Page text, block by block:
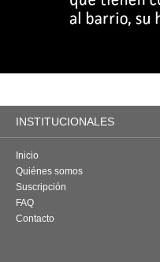
INSTITUCIONALES
Inicio
Quiénes somos
Suscripción
FAQ
Contacto